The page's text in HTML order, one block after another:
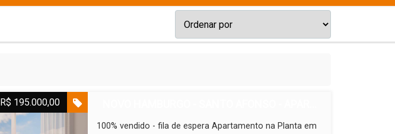
R$ 195.000,00
100% vendido - fila de espera Apartamento na Planta em